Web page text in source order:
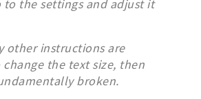
to the settings and adjust it
other instructions are
the text size, then
broken.